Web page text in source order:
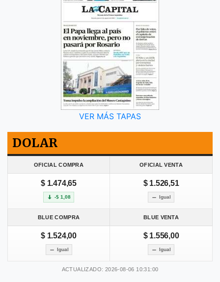
VER MÁS TAPAS
DOLAR
OFICIAL COMPRA OFICIAL VENTA
$ 1.474,65
-$ 1,08
$ 1.526,51
Igual
BLUE COMPRA BLUE VENTA
$ 1.524,00
Igual
$ 1.556,00
Igual
ACTUALIZADO: 2026-08-06 10:31:00